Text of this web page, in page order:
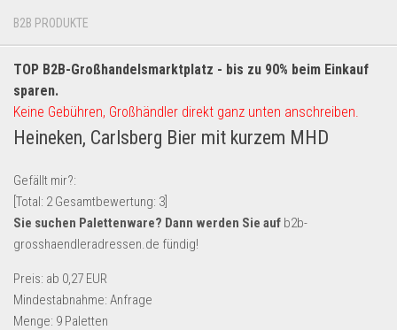
Geschäft, Büro & Schreibwaren
Geschenkartikel
Handy und Smartphone
Kosmetik & Pflege
Multimedia & Elektro
Münzen
Schuhe & Accessoires
Sport & Freizeit
B2B PRODUKTE
TOP B2B-Großhandelsmarktplatz - bis zu 90% beim Einkauf
sparen.
Keine Gebühren, Großhändler direkt ganz unten anschreiben.
Heineken, Carlsberg Bier mit kurzem MHD
Gefällt mir?:
[Total: 2Gesamtbewertung: 3
Sie suchen Palettenware? Dann werden Sie auf b2b-
grosshaendleradressen.de fündig!
Preis: ab 0,27 EUR
Mindestabnahme: Anfrage
Menge: 9 Paletten